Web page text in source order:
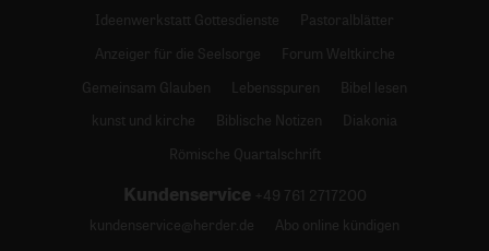
Ideenwerkstatt Gottesdienste
Pastoralblätter
Anzeiger für die Seelsorge
Forum Weltkirche
Gemeinsam Glauben
Lebensspuren
Bibel lesen
kunst und kirche
Biblische Notizen
Diakonia
Römische Quartalschrift
Kundenservice +49 761 2717200
kundenservice@herder.de
Abo online kündigen